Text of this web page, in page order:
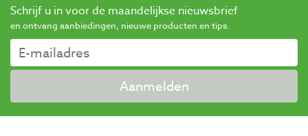
Schrijf u in voor de maandelijkse nieuwsbrief
en ontvang aanbiedingen, nieuwe producten en tips.
Aanmelden